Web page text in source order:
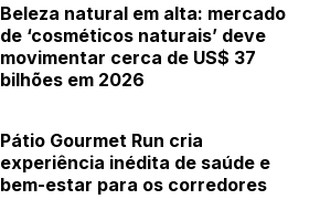
Beleza natural em alta: mercado
de ‘cosméticos naturais’ deve
movimentar cerca de US$ 37
bilhões em 2026
Pátio Gourmet Run cria
experiência inédita de saúde e
bem-estar para os corredores